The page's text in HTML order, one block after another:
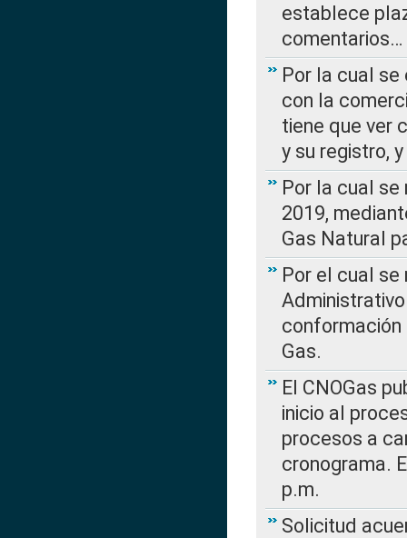
establece
comentarios…
Por la cual
con la
tiene que ver
y su registro,
Por la cual
2019,
Gas Natural
Por el cual
conformación
Gas.
El CNOGas
inicio al
procesos a
cronograma.
p.m.
Solicitud